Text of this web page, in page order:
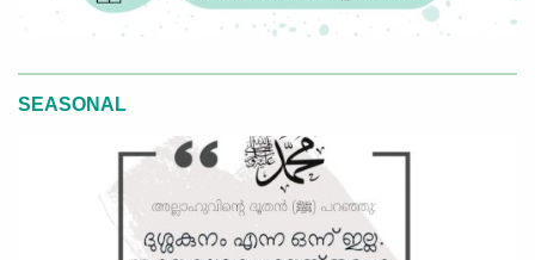
SEASONAL